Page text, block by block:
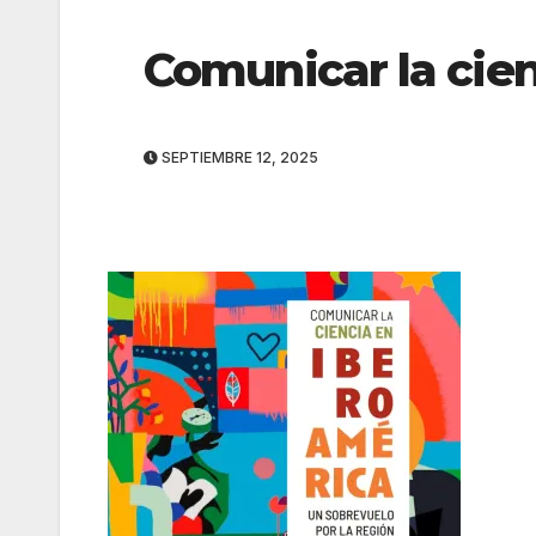
Comunicar la
SEPTIEMBRE 12, 2025